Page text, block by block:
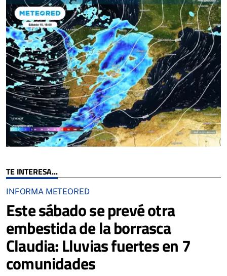
TE INTERESA...
INFORMA METEORED
Este sábado se prevé otra
embestida de la borrasca
Claudia: Lluvias fuertes en 7
comunidades